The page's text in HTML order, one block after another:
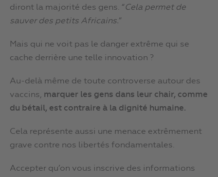
diront la majorité des gens. “Cela permet de
sauver des petits Africains.”
Mais qui ne voit pas le danger extrême qui se
cache derrière une telle innovation ?
Au-delà même de toute controverse autour des
vaccins, marquer les gens dans leur chair, comme
du bétail, est contraire à la dignité humaine.
Cela représente aussi une menace extrêmement
grave contre nos libertés fondamentales.
Accepter qu’on vous inscrive des informations